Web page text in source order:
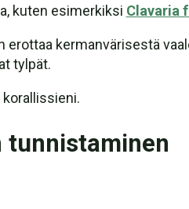
kuten esimerkiksi Clavaria
erottaa kermanvärisestä
tylpät.
tunnistaminen